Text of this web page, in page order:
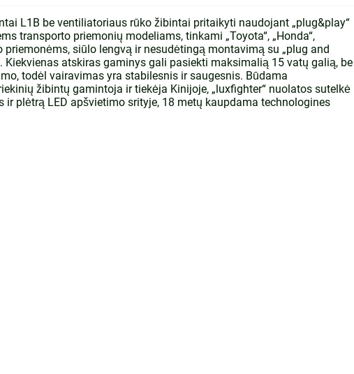
L1B be ventiliatoriaus rūko žibintai pritaikyti naudojant „plug&play“
transporto priemonių modeliams, tinkami „Toyota“, „Honda“,
priemonėms, siūlo lengvą ir nesudėtingą montavimą su „plug and
Kiekvienas atskiras gaminys gali pasiekti maksimalią 15 vatų galią, be
todėl vairavimas yra stabilesnis ir saugesnis. Būdama
žibintų gamintoja ir tiekėja Kinijoje, „luxfighter“ nuolatos sutelkė
plėtrą LED apšvietimo srityje, 18 metų kaupdama technologines